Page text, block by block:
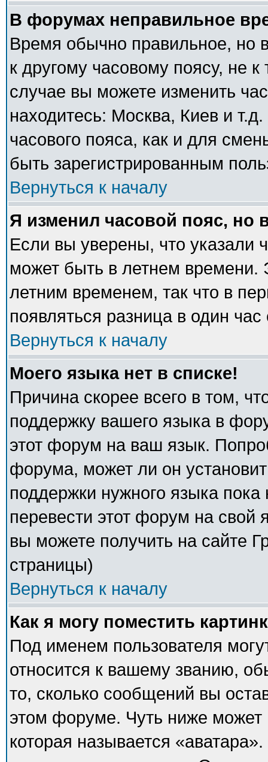
В форумах неправильное
Время обычно правильное, но
к другому часовому поясу, не
случае вы можете изменить
находитесь: Москва, Киев и
часового пояса, как и для
быть зарегистрированным
Вернуться к началу
Я изменил часовой пояс, но
Если вы уверены, что указали
может быть в летнем времени.
летним временем, так что в
появляться разница в один
Вернуться к началу
Моего языка нет в списке!
Причина скорее всего в том,
поддержку вашего языка в
этот форум на ваш язык.
форума, может ли он
поддержки нужного языка
перевести этот форум на
вы можете получить на сайте
страницы)
Вернуться к началу
Как я могу поместить
Под именем пользователя
относится к вашему званию,
то, сколько сообщений вы
этом форуме. Чуть ниже может
которая называется